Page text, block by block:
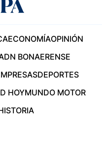
ECONOMÍAOPINIÓN
BONAERENSE
DEPORTES
HOYMUNDO MOTOR